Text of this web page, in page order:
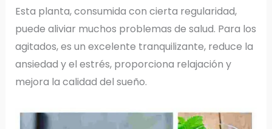
Esta planta, consumida con cierta regularidad,
puede aliviar muchos problemas de salud. Para los
agitados, es un excelente tranquilizante, reduce la
ansiedad y el estrés, proporciona relajación y
mejora la calidad del sueño.